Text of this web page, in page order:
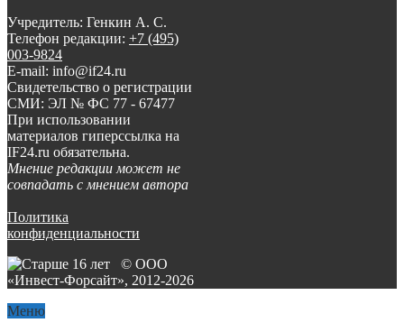
Учредитель: Генкин А. С.
Телефон редакции: +7 (495)
003-9824
E-mail: info@if24.ru
Свидетельство о регистрации
СМИ: ЭЛ № ФС 77 - 67477
При использовании
материалов гиперссылка на
IF24.ru обязательна.
Мнение редакции может не
совпадать с мнением автора
Политика
конфиденциальности
© ООО
«Инвест-Форсайт», 2012-2026
Меню